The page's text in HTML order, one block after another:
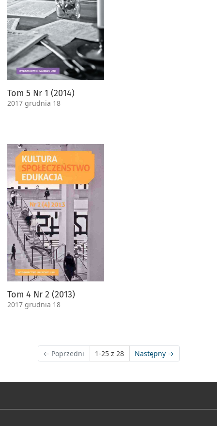
Tom 5 Nr 1 (2014)
2017 grudnia 18
Tom 4 Nr 2 (2013)
2017 grudnia 18
← Poprzedni 1-25 z 28 Następny →